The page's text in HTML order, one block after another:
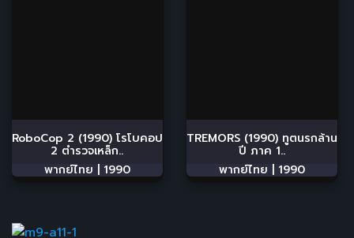
RoboCop 2 (1990) โรโบคอป
2 ตำรวจเหล็ก..
พากย์ไทย | 1990
TREMORS (1990) ทูตนรกล้าน
ปี ภาค 1..
พากย์ไทย | 1990